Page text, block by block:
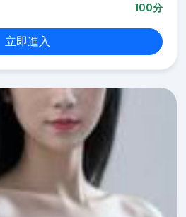
100分
立即進入